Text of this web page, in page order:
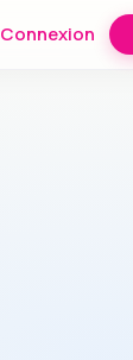
Connexion